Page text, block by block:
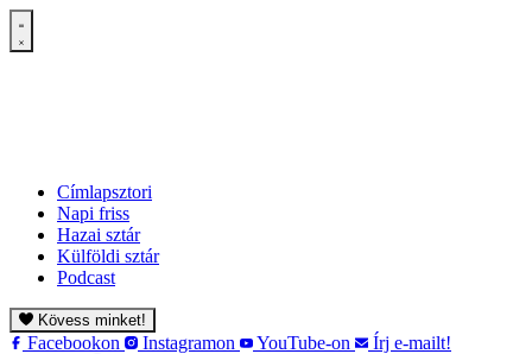
Címlapsztori
Napi friss
Hazai sztár
Külföldi sztár
Podcast
Kövess minket!
Facebookon Instagramon YouTube-on
Írj e-mailt!